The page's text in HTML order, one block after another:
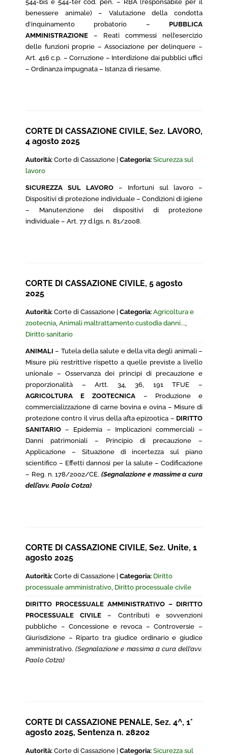
544-bis e 544-ter cod. pen. – RBA (responsabile per il
benessere animale) – Valutazione della condotta
d’inquinamento probatorio – PUBBLICA
AMMINISTRAZIONE – Reati commessi nell’esercizio
delle funzioni proprie – Associazione per delinquere –
Art. 416 c.p. – Corruzione – Interdizione dai pubblici uffici
– Ordinanza impugnata – Istanza di riesame.
CORTE DI CASSAZIONE CIVILE, Sez. LAVORO,
4 agosto 2025
Autorità: Corte di Cassazione | Categoria: Sicurezza sul
lavoro
SICUREZZA SUL LAVORO – Infortuni sul lavoro –
Dispositivi di protezione individuale – Condizioni di igiene
– Manutenzione dei dispositivi di protezione
individuale – Art. 77 d.lgs. n. 81/2008.
CORTE DI CASSAZIONE CIVILE, 5 agosto
2025
Autorità: Corte di Cassazione | Categoria: Agricoltura e
zootecnia, Animali maltrattamento custodia danni...,
Diritto sanitario
ANIMALI – Tutela della salute e della vita degli animali –
Misure più restrittive rispetto a quelle previste a livello
unionale – Osservanza dei principi di precauzione e
proporzionalità – Artt. 34, 36, 191 TFUE –
AGRICOLTURA E ZOOTECNICA – Produzione e
commercializzazione di carne bovina e ovina – Misure di
protezione contro il virus della afta epizootica – DIRITTO
SANITARIO – Epidemia – Implicazioni commerciali –
Danni patrimoniali – Principio di precauzione –
Applicazione – Situazione di incertezza sul piano
scientifico – Effetti dannosi per la salute – Codificazione
– Reg. n. 178/2002/CE. (Segnalazione e massime a cura
dell’avv. Paolo Cotza)
CORTE DI CASSAZIONE CIVILE, Sez. Unite, 1
agosto 2025
Autorità: Corte di Cassazione | Categoria: Diritto
processuale amministrativo, Diritto processuale civile
DIRITTO PROCESSUALE AMMINISTRATIVO – DIRITTO
PROCESSUALE CIVILE – Contributi e sovvenzioni
pubbliche – Concessione e revoca – Controversie –
Giurisdizione – Riparto tra giudice ordinario e giudice
amministrativo. (Segnalazione e massima a cura dell’avv.
Paolo Cotza)
CORTE DI CASSAZIONE PENALE, Sez. 4^, 1°
agosto 2025, Sentenza n. 28202
Autorità: Corte di Cassazione | Categoria: Sicurezza sul